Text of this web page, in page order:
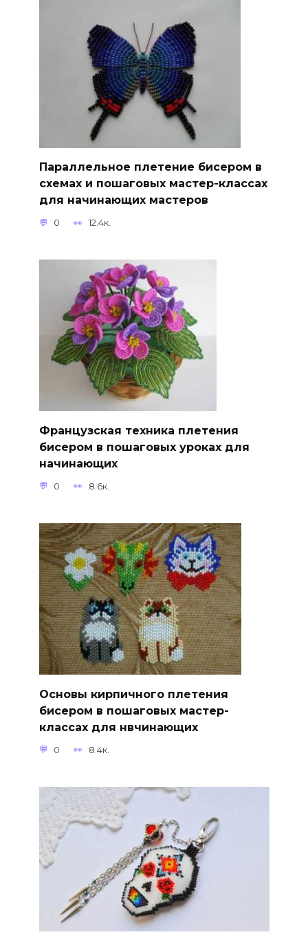
Параллельное плетение бисером в
схемах и пошаговых мастер-классах
для начинающих мастеров
0 12.4к.
Французская техника плетения
бисером в пошаговых уроках для
начинающих
0 8.6к.
Основы кирпичного плетения
бисером в пошаговых мастер-
классах для нвчинающих
0 8.4к.